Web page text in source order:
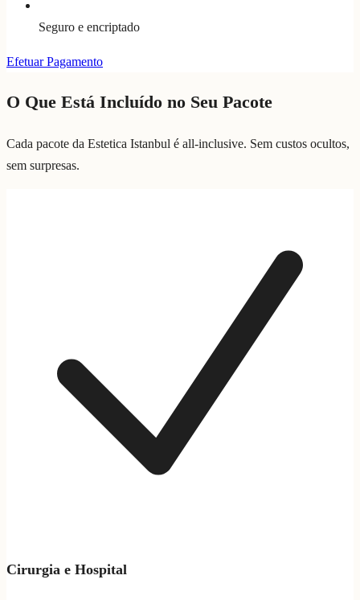
Seguro e encriptado
Efetuar Pagamento
O Que Está Incluído no Seu Pacote
Cada pacote da Estetica Istanbul é all-inclusive. Sem custos ocultos,
sem surpresas.
Cirurgia e Hospital